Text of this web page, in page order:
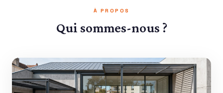
À PROPOS
Qui sommes-nous ?